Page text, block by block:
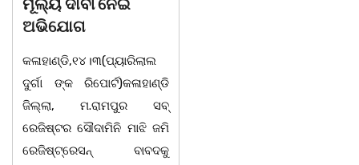
ଦୁର୍ଗା ଙ୍କ ରିପୋର୍ଟ):ବେଆଇନ
କରି ବ୍ୟବସାୟ ଚାଲୁଥିବା
ସମ୍ପର୍କରେ କୌଣସି ସୂତ୍ରରୁ
ସୂଚନା ପାଇ କଳାହାଣ୍ଡି ଉତ୍ତର
ବନଖଣ୍ଡ ଅଧୀନ କେଗାଁ ରେଞ୍ଜର
ବନ କର୍ମଚାରୀ ମାନେ ଗରଗାବ